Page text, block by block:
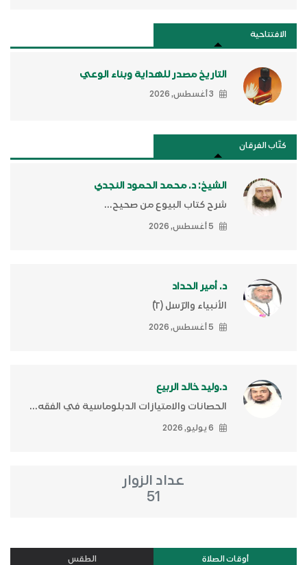
الافتتاحية
التاريخ مصدر للهداية وبناء الوعي
3 أغسطس, 2026
كتَّاب الفرقان
الشيخ: د. محمد الحمود النجدي
شرح كتاب البيوع من صحيح...
5 أغسطس, 2026
د. أمير الحداد
الأنبياء والرّسل (٢)ّ
5 أغسطس, 2026
د.وليد خالد الربيع
الحصانات والامتيازات الدبلوماسية في الفقه...
6 يوليو, 2026
عداد الزوار
51
أوقات الصلاة الطقس